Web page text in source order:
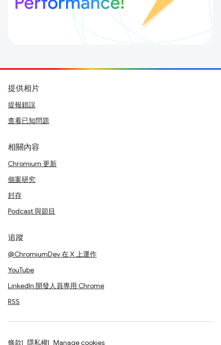
提供相片
提報錯誤
查看已知問題
相關內容
Chromium 更新
個案研究
封存
Podcast 與節目
追蹤
@ChromiumDev 在 X 上運作
YouTube
LinkedIn 開發人員專用 Chrome
RSS
條款 隱私權 Manage cookies